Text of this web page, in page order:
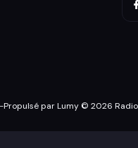
-Propulsé par Lumy © 2026 Radio